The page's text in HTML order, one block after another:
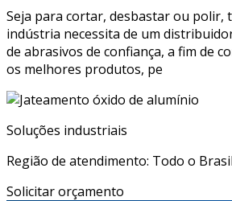
Seja para cortar, desbastar ou polir,
indústria necessita de um
de abrasivos de confiança, a fim de
os melhores produtos, pe
Soluções industriais
Região de atendimento: Todo o Brasil
Solicitar orçamento